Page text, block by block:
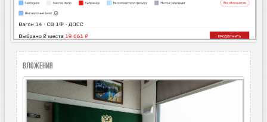
Вложения